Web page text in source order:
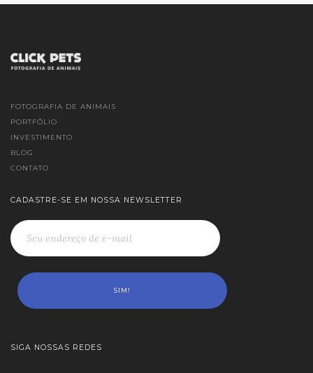
FOTOGRAFIA DE ANIMAIS
PORTFÓLIO
INVESTIMENTO
BLOG
CONTATO
CADASTRE-SE EM NOSSA NEWSLETTER
SIGA NOSSAS REDES